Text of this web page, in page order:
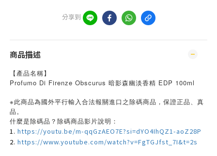
分享到
商品描述
【產品名稱】
Profumo Di Firenze Obscurus 暗影森幽淡香精 EDP 100ml
※此商品為國外平行輸入合法報關進口之除碼商品，保證正品、真
品。
什麼是除碼品？除碼商品影片說明：
1. https://youtu.be/m-qqGzAEO7E?si=dYO4IhQZ1-aoZ28P
2. https://www.youtube.com/watch?v=FgTGJfst_7I&t=2s